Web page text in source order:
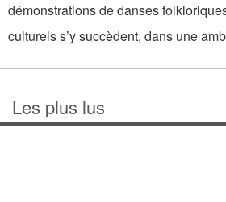
démonstrations de danses
culturels s’y succèdent, dans une
Les plus lus